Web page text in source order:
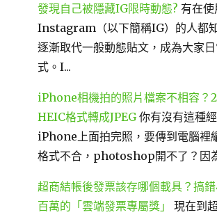
發現自己被隱藏IG限時動態? 有在使
Instagram（以下簡稱IG）的人都
逐漸取代一般動態貼文，成為大家
式。I...
iPhone相機拍的照片檔案不相容？
HEIC格式轉成JPEG 你有沒有這種
iPhone上面拍完照，要傳到電腦裡
格式不合，photoshop開不了？因
超商結帳後發票該存哪個載具？搞
百萬的「雲端發票專屬獎」
現在到